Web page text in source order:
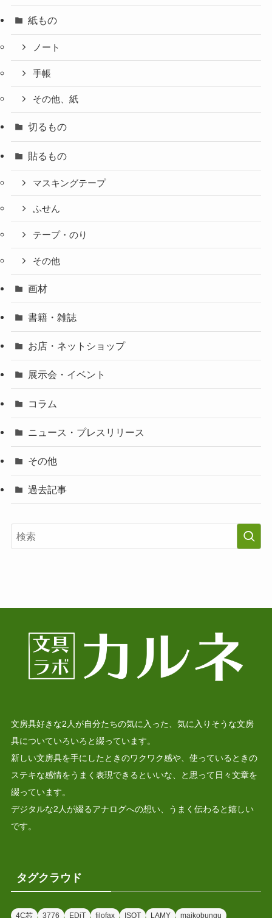
紙もの
ノート
手帳
その他、紙
切るもの
貼るもの
マスキングテープ
ふせん
テープ・のり
その他
画材
書籍・雑誌
お店・ネットショップ
展示会・イベント
コラム
ニュース・プレスリリース
その他
過去記事
文房具好きな2人が自分たちの気に入った、気に入りそうな文房
具についていろいろと綴っています。
新しい文房具を手にしたときのワクワク感や、使っているときの
ステキな感情をうまく表現できるといいな、と思って日々文章を
綴っています。
デジタルな2人が綴るアナログへの想い、うまく伝わると嬉しい
です。
タグクラウド
4C芯 3776 EDiT filofax ISOT LAMY maikobungu